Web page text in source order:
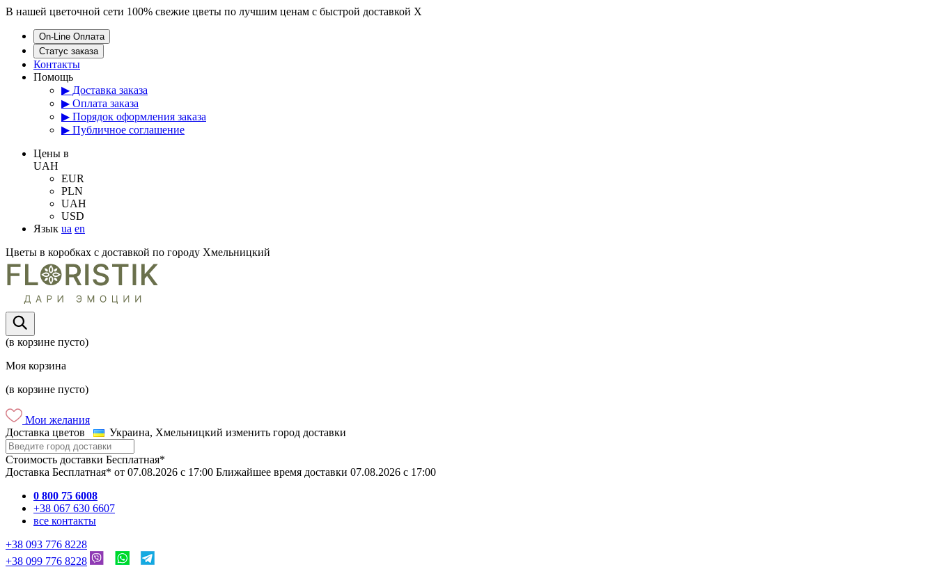
В нашей цветочной сети 100% свежие цветы по лучшим ценам с быстрой доставкой X
On-Line Оплата
Статус заказа
Контакты
Помощь
▶ Доставка заказа
▶ Оплата заказа
▶ Порядок оформления заказа
▶ Публичное соглашение
Цены в
UAH
EUR
PLN
UAH
USD
Язык ua en
Цветы в коробках с доставкой по городу Хмельницкий
(в корзине пусто)
Моя корзина
(в корзине пусто)
Мои желания
Доставка цветов
Украина, Хмельницкий изменить город доставки
Стоимость доставки Бесплатная*
Доставка Бесплатная* от 07.08.2026 c 17:00 Ближайшее время доставки 07.08.2026 c 17:00
0 800 75 6008
+38 067 630 6607
все контакты
+38 093 776 8228
+38 099 776 8228